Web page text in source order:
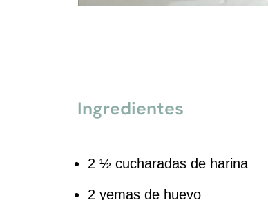
Ingredientes
2 ½ cucharadas de harina
2 yemas de huevo